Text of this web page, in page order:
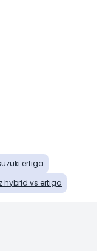
ertiga
hybrid vs ertiga